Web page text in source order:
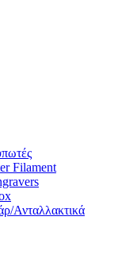
Filament
Ανταλλακτικά